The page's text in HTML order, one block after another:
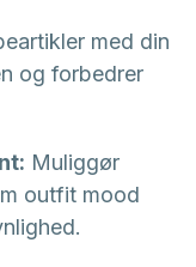
med din
og forbedrer
Muliggør
outfit mood